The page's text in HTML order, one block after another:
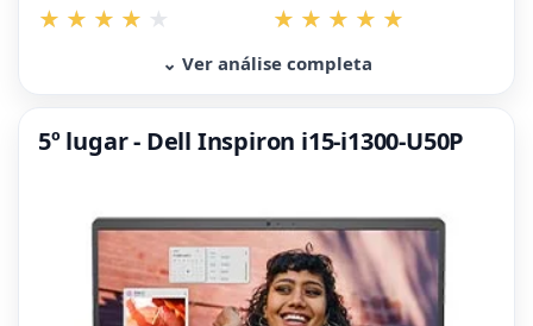
⌄ Ver análise completa
5º lugar - Dell Inspiron i15-i1300-U50P